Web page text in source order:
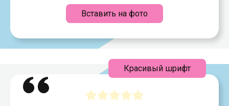
Вставить на фото
Красивый шрифт